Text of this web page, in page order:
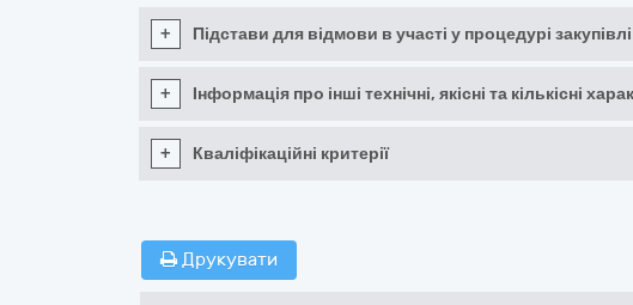
+ Підстави для відмови в участі у процедурі закупівлі
+ Інформація про інші технічні, якісні та кількісні
+ Кваліфікаційні критерії
Друкувати